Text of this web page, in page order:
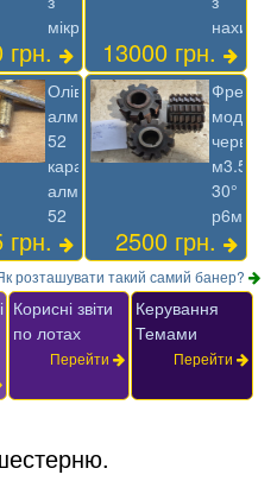
мікроподачей
грн. 13000 грн.
Олівець
алмазний
52
карандаш
алмазный
52
грн.
Фреза
м3.5
30°
р6м5
2500 грн.
розташувати такий самий банер?
Корисні звіти
по лотах
Перейти
Керування
Темами
Перейти